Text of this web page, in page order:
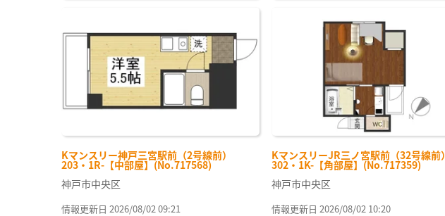
Kマンスリー神戸三宮駅前（2号線前）
203・1R-【中部屋】(No.717568)
神戸市中央区
情報更新日 2026/08/02 09:21
KマンスリーJR三ノ宮駅前（32号線前）
302・1K-【角部屋】(No.717359)
神戸市中央区
情報更新日 2026/08/02 10:20